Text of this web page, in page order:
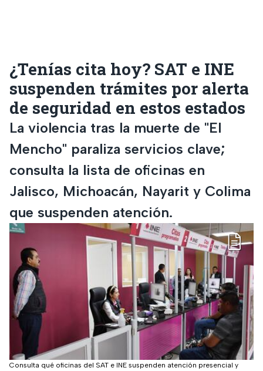
¿Tenías cita hoy? SAT e INE
suspenden trámites por alerta
de seguridad en estos estados
La violencia tras la muerte de "El
Mencho" paraliza servicios clave;
consulta la lista de oficinas en
Jalisco, Michoacán, Nayarit y Colima
que suspenden atención.
Consulta qué oficinas del SAT e INE suspenden atención presencial y